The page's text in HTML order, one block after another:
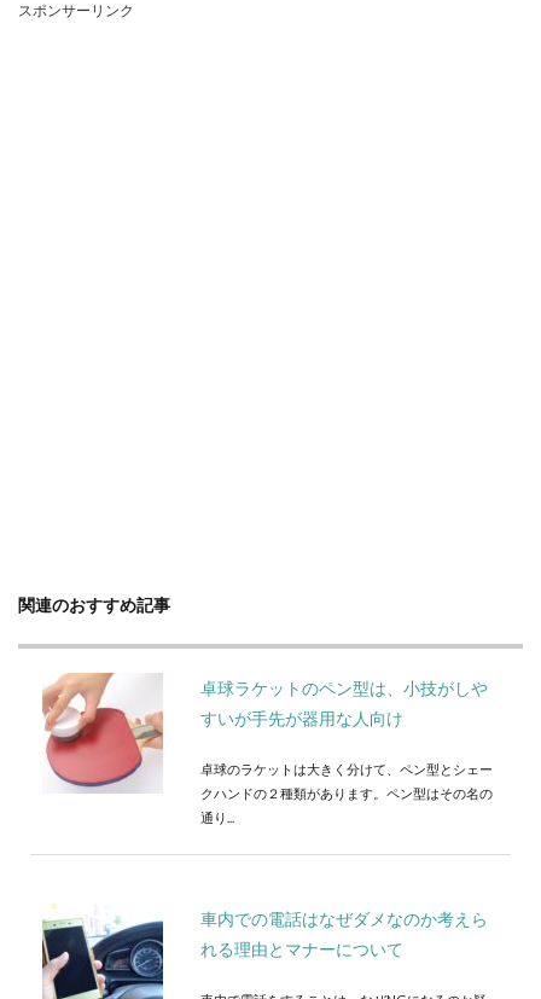
スポンサーリンク
関連のおすすめ記事
卓球ラケットのペン型は、小技がしや
すいが手先が器用な人向け
卓球のラケットは大きく分けて、ペン型とシェー
クハンドの２種類があります。ペン型はその名の
通り...
車内での電話はなぜダメなのか考えら
れる理由とマナーについて